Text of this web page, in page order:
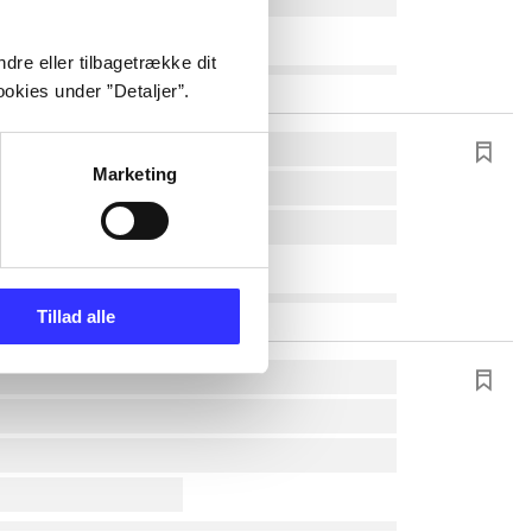
eller tilbagetrække dit
under ”Detaljer”.
Marketing
Tillad alle